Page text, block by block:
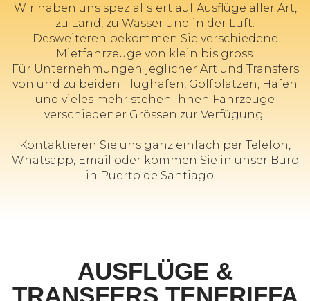
Wir haben uns spezialisiert auf Ausflüge aller Art,
zu Land, zu Wasser und in der Luft.
Desweiteren bekommen Sie verschiedene
Mietfahrzeuge von klein bis gross.
Für Unternehmungen jeglicher Art und Transfers
von und zu beiden Flughäfen, Golfplätzen, Häfen
und vieles mehr stehen Ihnen Fahrzeuge
verschiedener Grössen zur Verfügung.
Kontaktieren Sie uns ganz einfach per Telefon,
Whatsapp, Email oder kommen Sie in unser Büro
in Puerto de Santiago.
AUSFLÜGE &
TRANSFERS TENERIFFA